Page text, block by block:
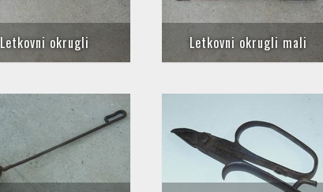
Letkovni okrugli Letkovni okrugli mali